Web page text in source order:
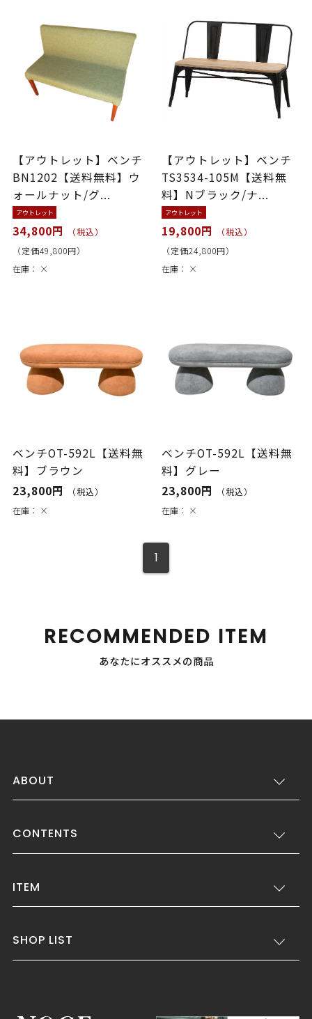
【アウトレット】ベンチ
BN1202【送料無料】ウ
ォールナット/グ...
アウトレット
34,800円
（税込）
（定価49,800円）
在庫： ×
【アウトレット】ベンチ
TS3534-105M【送料無
料】Nブラック/ナ...
アウトレット
19,800円
（税込）
（定価24,800円）
在庫： ×
ベンチOT-592L【送料無
料】ブラウン
23,800円
（税込）
在庫： ×
ベンチOT-592L【送料無
料】グレー
23,800円
（税込）
在庫： ×
1
RECOMMENDED ITEM
あなたにオススメの商品
ABOUT
CONTENTS
ITEM
SHOP LIST